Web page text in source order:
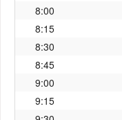
8:00
8:15
8:30
8:45
9:00
9:15